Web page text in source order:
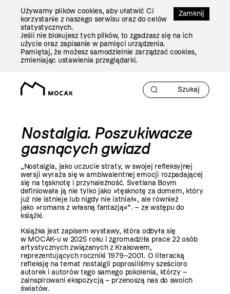
Zamknij
Używamy plików cookies, aby ułatwić Ci
korzystanie z naszego serwisu oraz do celów
statystycznych.
Jeśli nie blokujesz tych plików, to zgadzasz się na ich
użycie oraz zapisanie w pamięci urządzenia.
Pamiętaj, że możesz samodzielnie zarządzać cookies,
zmieniając ustawienia przeglądarki.
Nostalgia. Poszukiwacze
gasnących gwiazd
„Nostalgia, jako uczucie straty, w swojej refleksyjnej
wersji wyraża się w ambiwalentnej emocji rozpadającej
się na tęsknotę i przynależność. Svetlana Boym
definiowała ją nie tylko jako »tęsknotę za domem, który
już nie istnieje lub nigdy nie istniał«, ale również
jako »romans z własną fantazją«”. – ze wstępu do
książki.
Książka jest zapisem wystawy, która odbyła się
w MOCAK-u w 2025 roku i zgromadziła prace 22 osób
artystycznych związanych z Krakowem,
reprezentujących roczniki 1979–2001. O literacką
refleksję na temat nostalgii poprosiliśmy sześcioro
autorek i autorów tego samego pokolenia, którzy –
zainspirowani ekspozycją – przenoszą nas do swoich
światów.